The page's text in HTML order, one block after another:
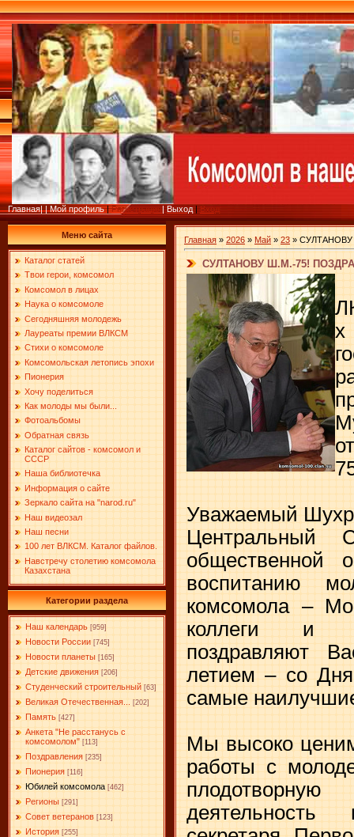
Главная||Мой профиль|Регистрация|Выход|Вход
Меню сайта
Каталог статей
Твои герои, комсомол
Комсомол в лицах
Наука о комсомоле
Сегодняшняя молодежь
Лауреаты премии ВЛКСМ
Стихи о комсомоле
Комсомольская летопись эпохи
Пионерия
Хочу поделиться
Как молоды мы были...
Фотоальбомы
Обратная связь
Каталог сайтов - комсомол и
СССР
Наша библиотечка
Информация о сайте
Зеркало сайта на "narоd.ru"
Наш видеозал
Наш песни
100 лет ВЛКСМ. Каталог файлов.
Навстречу столетию комсомола
Казахстана
Категории раздела
Наш календарь [959]
Новости России [745]
Новости планеты [165]
Детские движения [206]
Студенческий строительный [63]
Великая Отечественная... [202]
Память [427]
Анкета "Не расстанусь с
комсомолом" [113]
Поздравления [235]
Пионерия [116]
Юбилей комсомола [462]
Регионы [291]
Совет ветеранов [123]
История [255]
Главная » 2026 » Май » 23 »
СУЛТАНОВУ Ш.М.-75!
х
Уважаемый
Центральный
общественной
воспитанию
комсомола –
коллеги и
поздравляют
летием – со
самые
Мы высоко
работы с